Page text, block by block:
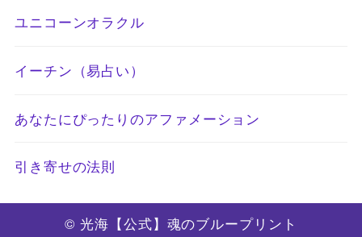
ユニコーンオラクル
イーチン（易占い）
あなたにぴったりのアファメーション
引き寄せの法則
© 光海【公式】魂のブループリント